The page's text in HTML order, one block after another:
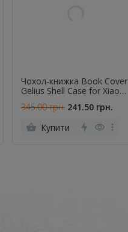
Чохол-книжка Book Cover
Gelius Shell Case for Xiaomi
Violet
345.00 грн. 241.50 грн.
Купити